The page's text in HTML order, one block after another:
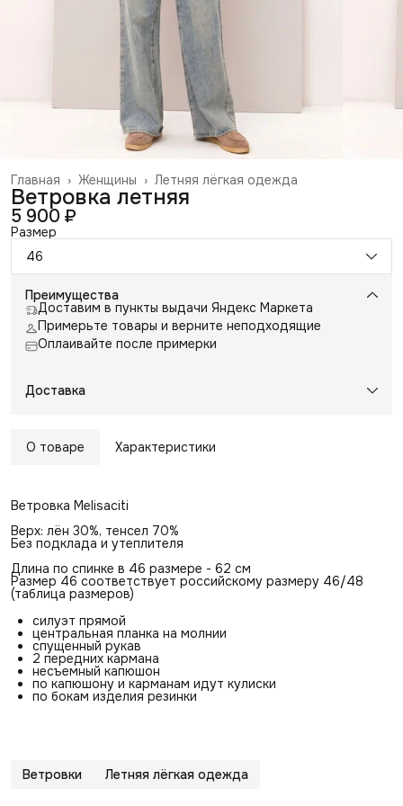
Летняя лёгкая одежда
Женщины ›
Главная ›
Ветровка летняя
5 900 ₽
Размер
46
Преимущества
Доставим в пункты выдачи Яндекс Маркета
Примерьте товары и верните неподходящие
Оплаивайте после примерки
Доставка
О товаре Характеристики
Ветровка Melisaciti
Верх: лён 30%, тенсел 70%
Без подклада и утеплителя
Длина по спинке в 46 размере - 62 см
Размер 46 соответствует российскому размеру 46/48
(таблица размеров)
силуэт прямой
центральная планка на молнии
спущенный рукав
2 передних кармана
несъемный капюшон
по капюшону и карманам идут кулиски
по бокам изделия резинки
Ветровки Летняя лёгкая одежда